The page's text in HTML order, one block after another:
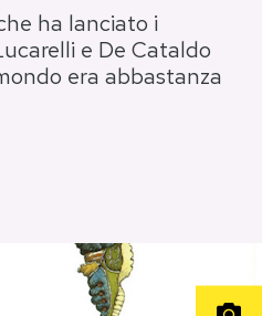
Storie/Idee
Ok Boomer!
Media
ha lanciato i
e De Cataldo
era abbastanza